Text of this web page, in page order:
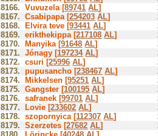
8166.Vuvuzela [89741 AL]
8167.Csabipapa [254203 AL]
8168. Elvira teve [93441 AL]
8169.erikthekippa [217108 AL]
8170. Manyika [91648 AL]
8171.Jónagy [197234 AL]
8172.csuri [25996 AL]
8173.pupusancho [238467 AL]
8174. Mikkelsen [95251 AL]
8175.Gangster [100195 AL]
8176.safranek [99701 AL]
8177. Lovie [233602 AL]
8178.szopornyica [112307 AL]
8179.Szerzetes [27682 AL]